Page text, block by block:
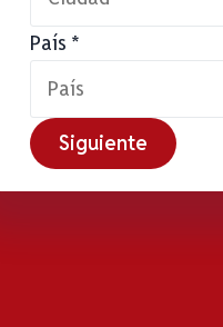
País *
Siguiente